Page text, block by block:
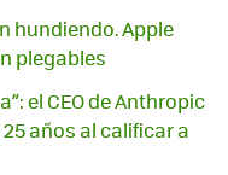
hundiendo. Apple
plegables
el CEO de Anthropic
años al calificar a